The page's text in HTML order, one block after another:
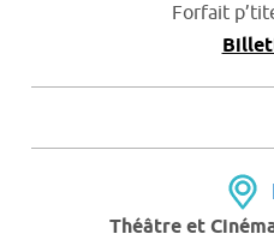
Forfait
Théâtre et